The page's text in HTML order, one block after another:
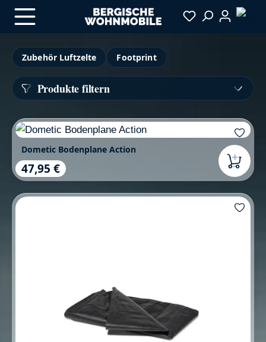
Zum Hauptinhalt springen
Zubehör Luftzelte
Footprint
Produkte filtern
Dometic Bodenplane Action
Regulärer Preis:
47,95 €